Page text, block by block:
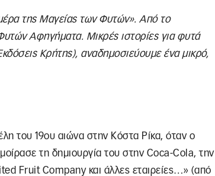
της Μαγείας των Φυτών». Από το
Αφηγήματα. Μικρές ιστορίες για φυτά
Κρήτης), αναδημοσιεύουμε ένα μικρό,
του 19ου αιώνα στην Κόστα Ρίκα, όταν ο
τη δημιουργία του στην Coca-Cola, την
Fruit Company και άλλες εταιρείες…» (από